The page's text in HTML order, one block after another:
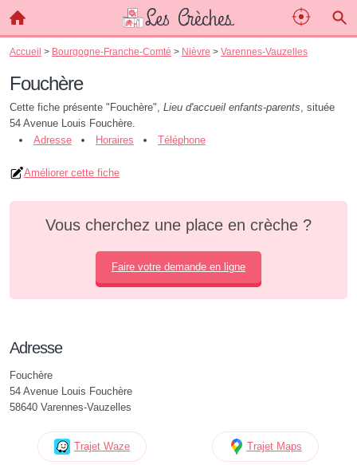
Accueil > Bourgogne-Franche-Comté > Nièvre > Varennes-Vauzelles
Fouchère
Cette fiche présente "Fouchère", Lieu d'accueil enfants-parents, située
54 Avenue Louis Fouchère.
Adresse
Horaires Téléphone
Améliorer cette fiche
Vous cherchez une place en crèche ?
Faire votre demande en ligne
Adresse
Fouchère
54 Avenue Louis Fouchère
58640 Varennes-Vauzelles
Trajet Waze Trajet Maps